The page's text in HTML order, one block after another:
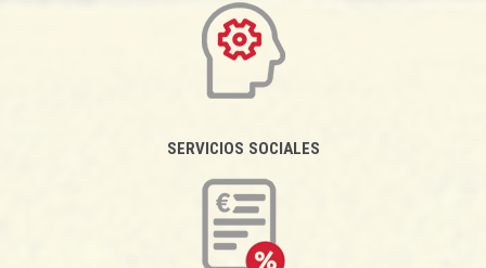
SERVICIOS SOCIALES